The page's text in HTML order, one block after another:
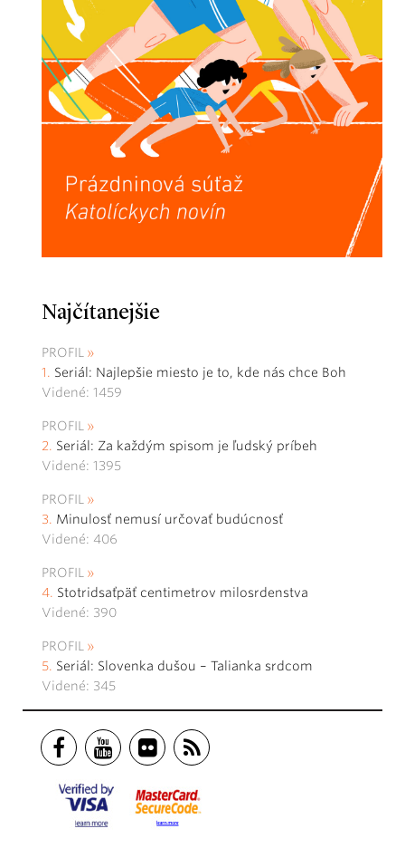
Najčítanejšie
PROFIL
Seriál: Najlepšie miesto je to, kde nás chce Boh
Videné: 1459
PROFIL
Seriál: Za každým spisom je ľudský príbeh
Videné: 1395
PROFIL
Minulosť nemusí určovať budúcnosť
Videné: 406
PROFIL
Stotridsaťpäť centimetrov milosrdenstva
Videné: 390
PROFIL
Seriál: Slovenka dušou – Talianka srdcom
Videné: 345